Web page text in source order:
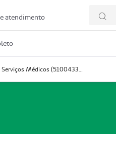
atendimento
Prestador Oncoped Serviços Médicos (51004335-0)